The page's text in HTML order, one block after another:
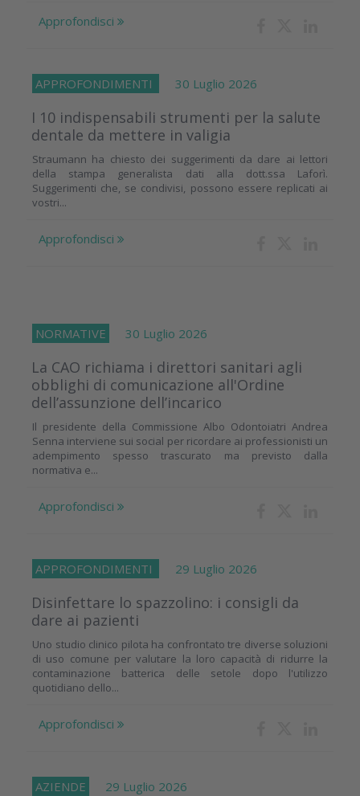
Approfondisci
APPROFONDIMENTI 30 Luglio 2026
I 10 indispensabili strumenti per la salute
dentale da mettere in valigia
Straumann ha chiesto dei suggerimenti da dare ai lettori
della stampa generalista dati alla dott.ssa Laforì.
Suggerimenti che, se condivisi, possono essere replicati ai
vostri...
Approfondisci
NORMATIVE 30 Luglio 2026
La CAO richiama i direttori sanitari agli
obblighi di comunicazione all'Ordine
dell’assunzione dell’incarico
Il presidente della Commissione Albo Odontoiatri Andrea
Senna interviene sui social per ricordare ai professionisti un
adempimento spesso trascurato ma previsto dalla
normativa e...
Approfondisci
APPROFONDIMENTI 29 Luglio 2026
Disinfettare lo spazzolino: i consigli da
dare ai pazienti
Uno studio clinico pilota ha confrontato tre diverse soluzioni
di uso comune per valutare la loro capacità di ridurre la
contaminazione batterica delle setole dopo l'utilizzo
quotidiano dello...
Approfondisci
AZIENDE 29 Luglio 2026